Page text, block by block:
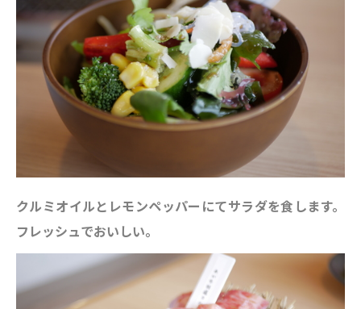
クルミオイルとレモンペッパーにてサラダを食します。
フレッシュでおいしい。